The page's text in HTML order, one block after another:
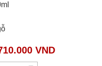
VND